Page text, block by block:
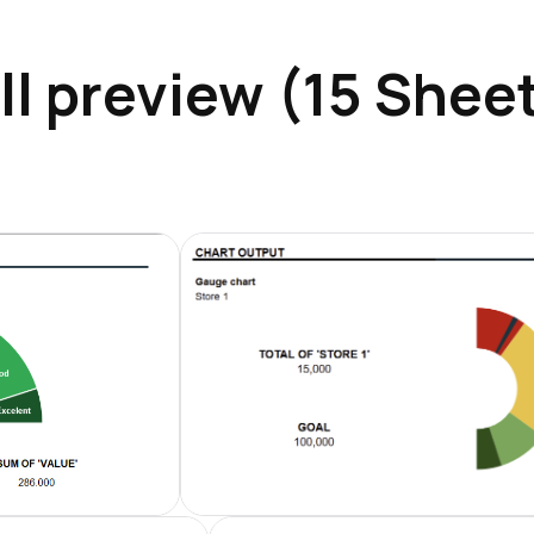
preview (15